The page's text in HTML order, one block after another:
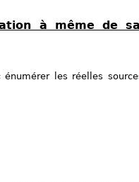
à même de
les réelles